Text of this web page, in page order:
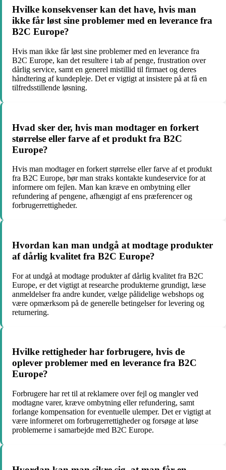
Hvilke konsekvenser kan det have, hvis man
ikke får løst sine problemer med en leverance fra
B2C Europe?
Hvis man ikke får løst sine problemer med en leverance fra
B2C Europe, kan det resultere i tab af penge, frustration over
dårlig service, samt en generel mistillid til firmaet og deres
håndtering af kundepleje. Det er vigtigt at insistere på at få en
tilfredsstillende løsning.
Hvad sker der, hvis man modtager en forkert
størrelse eller farve af et produkt fra B2C
Europe?
Hvis man modtager en forkert størrelse eller farve af et produkt
fra B2C Europe, bør man straks kontakte kundeservice for at
informere om fejlen. Man kan kræve en ombytning eller
refundering af pengene, afhængigt af ens præferencer og
forbrugerrettigheder.
Hvordan kan man undgå at modtage produkter
af dårlig kvalitet fra B2C Europe?
For at undgå at modtage produkter af dårlig kvalitet fra B2C
Europe, er det vigtigt at researche produkterne grundigt, læse
anmeldelser fra andre kunder, vælge pålidelige webshops og
være opmærksom på de generelle betingelser for levering og
returnering.
Hvilke rettigheder har forbrugere, hvis de
oplever problemer med en leverance fra B2C
Europe?
Forbrugere har ret til at reklamere over fejl og mangler ved
modtagne varer, kræve ombytning eller refundering, samt
forlange kompensation for eventuelle ulemper. Det er vigtigt at
være informeret om forbrugerrettigheder og forsøge at løse
problemerne i samarbejde med B2C Europe.